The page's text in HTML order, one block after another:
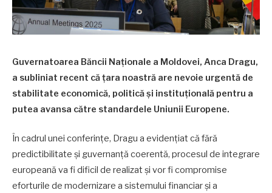
Guvernatoarea Băncii Naționale a Moldovei, Anca Dragu,
a subliniat recent că țara noastră are nevoie urgentă de
stabilitate economică, politică și instituțională pentru a
putea avansa către standardele Uniunii Europene.
În cadrul unei conferințe, Dragu a evidențiat că fără
predictibilitate și guvernanță coerentă, procesul de integrare
europeană va fi dificil de realizat și vor fi compromise
eforturile de modernizare a sistemului financiar și a